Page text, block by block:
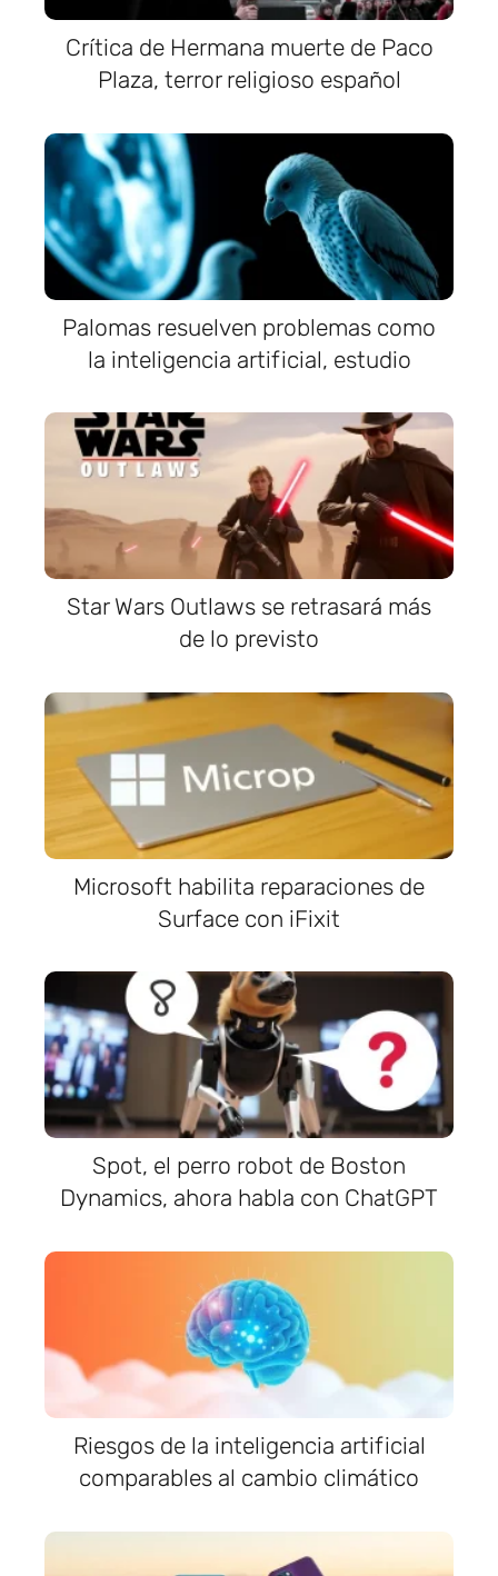
Crítica de Hermana muerte de Paco
Plaza, terror religioso español
Palomas resuelven problemas como
la inteligencia artificial, estudio
Star Wars Outlaws se retrasará más
de lo previsto
Microsoft habilita reparaciones de
Surface con iFixit
Spot, el perro robot de Boston
Dynamics, ahora habla con ChatGPT
Riesgos de la inteligencia artificial
comparables al cambio climático